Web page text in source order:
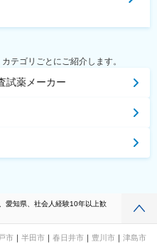
テゴリごとにご紹介します。
試薬メーカー
愛知県、社会人経験10年以上歓
市 半田市 春日井市 豊川市
津島市